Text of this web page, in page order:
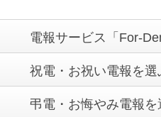
電報サービス「For-
祝電・お祝い電報を選
弔電・お悔やみ電報を